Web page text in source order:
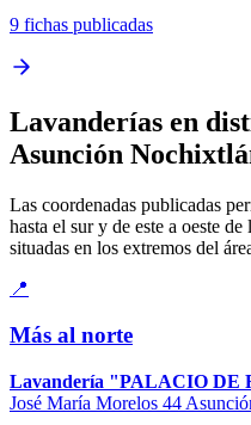
9 fichas publicadas
Lavanderías en
Asunción
Las coordenadas publicadas
hasta el sur y de este a oeste
situadas en los extremos del
📍
Más al norte
Lavandería "PALACIO DE
José María Morelos 44